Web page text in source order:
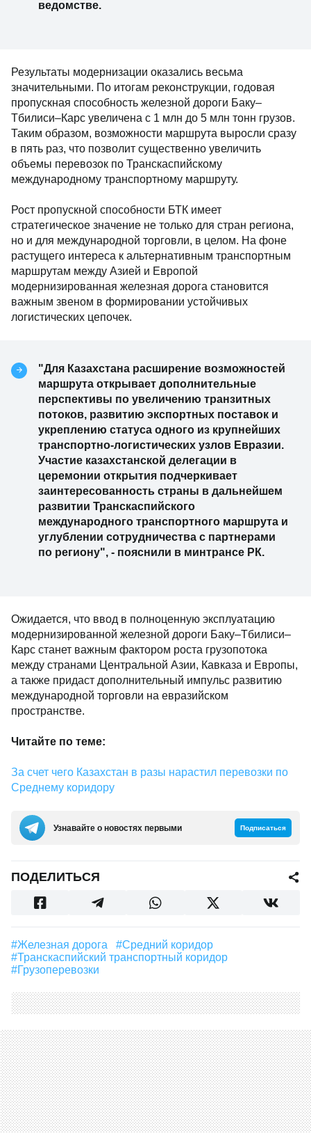
ведомстве.
Результаты модернизации оказались весьма
значительными. По итогам реконструкции, годовая
пропускная способность железной дороги Баку–
Тбилиси–Карс увеличена с 1 млн до 5 млн тонн грузов.
Таким образом, возможности маршрута выросли сразу
в пять раз, что позволит существенно увеличить
объемы перевозок по Транскаспийскому
международному транспортному маршруту.
Рост пропускной способности БТК имеет
стратегическое значение не только для стран региона,
но и для международной торговли, в целом. На фоне
растущего интереса к альтернативным транспортным
маршрутам между Азией и Европой
модернизированная железная дорога становится
важным звеном в формировании устойчивых
логистических цепочек.
"Для Казахстана расширение возможностей
маршрута открывает дополнительные
перспективы по увеличению транзитных
потоков, развитию экспортных поставок и
укреплению статуса одного из крупнейших
транспортно-логистических узлов Евразии.
Участие казахстанской делегации в
церемонии открытия подчеркивает
заинтересованность страны в дальнейшем
развитии Транскаспийского
международного транспортного маршрута и
углублении сотрудничества с партнерами
по региону", - пояснили в минтрансе РК.
Ожидается, что ввод в полноценную эксплуатацию
модернизированной железной дороги Баку–Тбилиси–
Карс станет важным фактором роста грузопотока
между странами Центральной Азии, Кавказа и Европы,
а также придаст дополнительный импульс развитию
международной торговли на евразийском
пространстве.
Читайте по теме:
За счет чего Казахстан в разы нарастил перевозки по
Среднему коридору
Узнавайте о новостях первыми Подписаться
ПОДЕЛИТЬСЯ
#железная дорога
#средний коридор
#Транскаспийский транспортный коридор
#грузоперевозки